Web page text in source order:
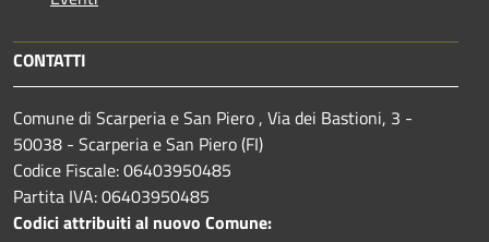
CONTATTI
Comune di Scarperia e San Piero , Via dei Bastioni, 3 -
50038 - Scarperia e San Piero (FI)
Codice Fiscale: 06403950485
Partita IVA: 06403950485
Codici attribuiti al nuovo Comune: